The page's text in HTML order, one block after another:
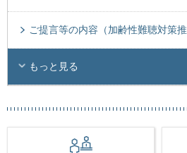
ご提言等の内容（加齢性難聴対策
もっと見る